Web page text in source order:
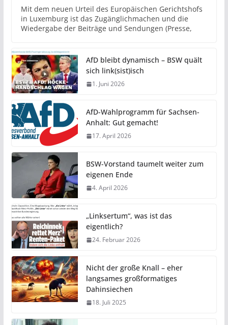
Mit dem neuen Urteil des Europäischen Gerichtshofs
in Luxemburg ist das Zugänglichmachen und die
Wiedergabe der Beiträge und Sendungen (Presse,
AfD bleibt dynamisch – BSW quält
sich link(sist)isch
1. Juni 2026
AfD-Wahlprogramm für Sachsen-
Anhalt: Gut gemacht!
17. April 2026
BSW-Vorstand taumelt weiter zum
eigenen Ende
4. April 2026
„Linksertum“, was ist das
eigentlich?
24. Februar 2026
Nicht der große Knall – eher
langsames großformatiges
Dahinsiechen
18. Juli 2025